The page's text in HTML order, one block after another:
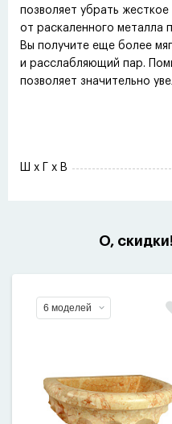
позволяет убрать
от раскаленного металла
Вы получите еще более
и расслабляющий пар.
позволяет значительно
Ш x Г x В
О,
6 моделей